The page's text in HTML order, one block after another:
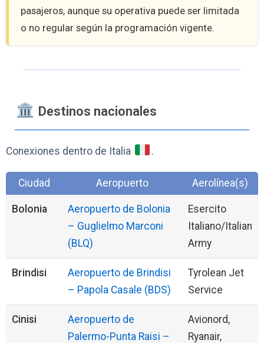
pasajeros, aunque su operativa puede ser limitada
o no regular según la programación vigente.
️ Destinos nacionales
Conexiones dentro de Italia .
Ciudad Aeropuerto Aerolínea(s)
Bolonia
Aeropuerto de Bolonia
– Guglielmo Marconi
(BLQ)
Esercito
Italiano/Italian
Army
Brindisi
Aeropuerto de Brindisi
– Papola Casale (BDS)
Tyrolean Jet
Service
Cinisi
Aeropuerto de
Palermo-Punta Raisi –
Avionord,
Ryanair,